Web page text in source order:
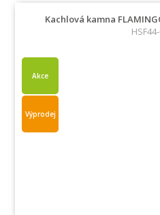
Kachlová kamna
Akce
Výprodej